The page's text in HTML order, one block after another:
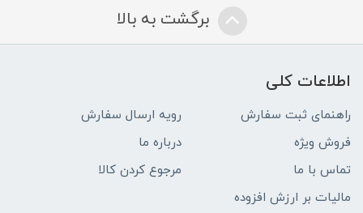
برگشت به بالا
اطلاعات کلی
راهنمای ثبت سفارش
رویه ارسال سفارش
فروش ویژه
درباره ما
تماس با ما
مرجوع کردن کالا
مالیات بر ارزش افزوده